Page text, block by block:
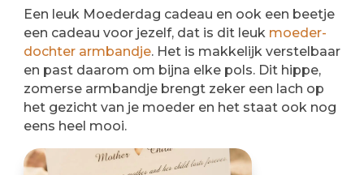
Een leuk Moederdag cadeau en ook een beetje
een cadeau voor jezelf, dat is dit leuk moeder-
dochter armbandje. Het is makkelijk verstelbaar
en past daarom om bijna elke pols. Dit hippe,
zomerse armbandje brengt zeker een lach op
het gezicht van je moeder en het staat ook nog
eens heel mooi.